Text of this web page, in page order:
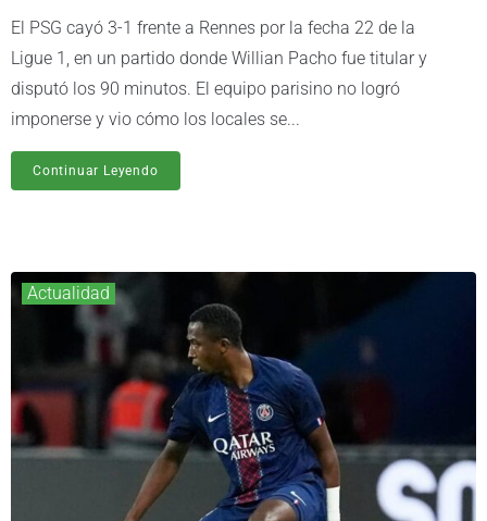
El PSG cayó 3-1 frente a Rennes por la fecha 22 de la
Ligue 1, en un partido donde Willian Pacho fue titular y
disputó los 90 minutos. El equipo parisino no logró
imponerse y vio cómo los locales se...
Continuar Leyendo
Actualidad